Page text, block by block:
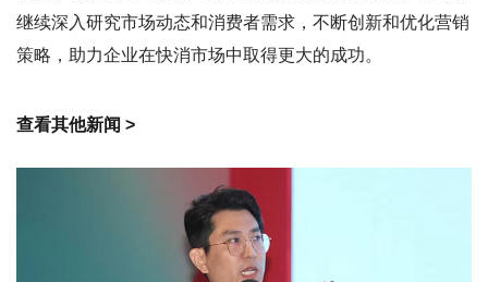
继续深入研究市场动态和消费者需求，不断创新和优化营销
策略，助力企业在快消市场中取得更大的成功。
查看其他新闻 >